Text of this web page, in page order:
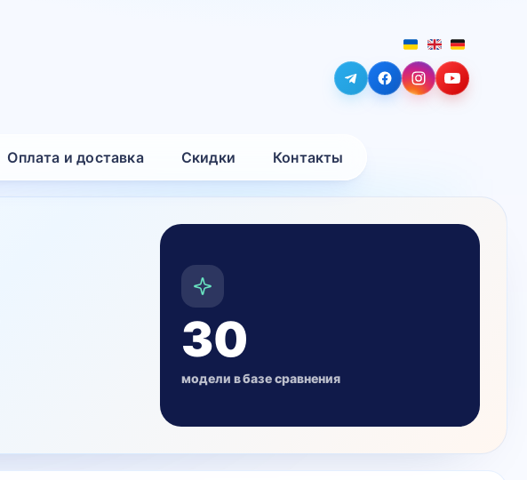
Оплата и доставка Скидки Контакты
30
модели в базе сравнения